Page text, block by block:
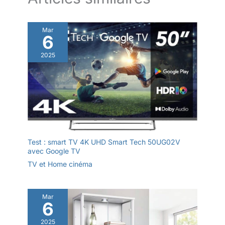
n'hésitez pas à nous
contacter. Nous vous
garantissons une
réponse satisfaisante
sous 24 heures.
Mar
6
2025
Test : smart TV 4K UHD Smart Tech 50UG02V
avec Google TV
TV et Home cinéma
Mar
6
2025